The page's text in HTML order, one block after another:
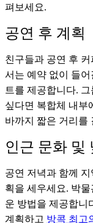
펴보세요.
공연 후 계획
친구들과 공연 후
서는 예약 없이 들어
트를 제공합니다.
싶다면 복합체 내부
바까지 짧은 거리를
인근 문화 및
공연 저녁과 함께
획을 세우세요. 박
운 방법을 제공합니
계획하고 방콕 최고